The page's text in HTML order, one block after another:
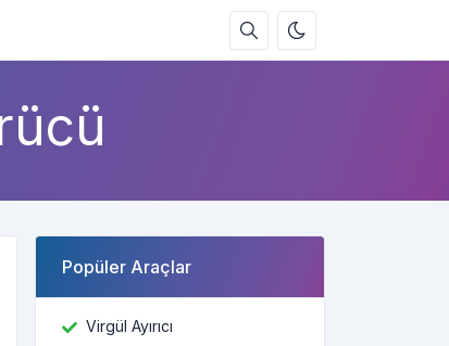
Popüler Araçlar
Virgül Ayırıcı